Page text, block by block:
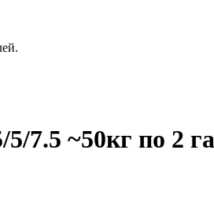
7.5 ~50кг по 2